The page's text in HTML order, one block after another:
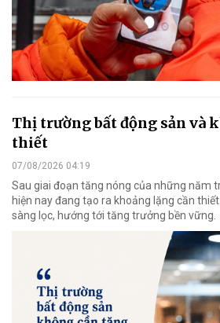
Thị trường bất động sản và
thiết
07/08/2026 04:19
Sau giai đoạn tăng nóng của những năm
hiện nay đang tạo ra khoảng lặng cần
sàng lọc, hướng tới tăng trưởng bền vững.